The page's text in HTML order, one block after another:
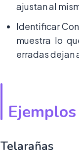
ajustan al
Identificar
muestra lo
erradas dejan
Telarañas